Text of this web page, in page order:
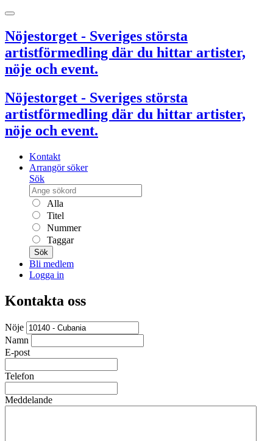
Nöjestorget - Sveriges största
artistförmedling där du hittar artister,
nöje och event.
Nöjestorget - Sveriges största
artistförmedling där du hittar artister,
nöje och event.
Kontakt
Arrangör söker
Sök
Alla
Titel
Nummer
Taggar
Sök
Bli medlem
Logga in
Kontakta oss
Nöje
Namn
E-post
Telefon
Meddelande